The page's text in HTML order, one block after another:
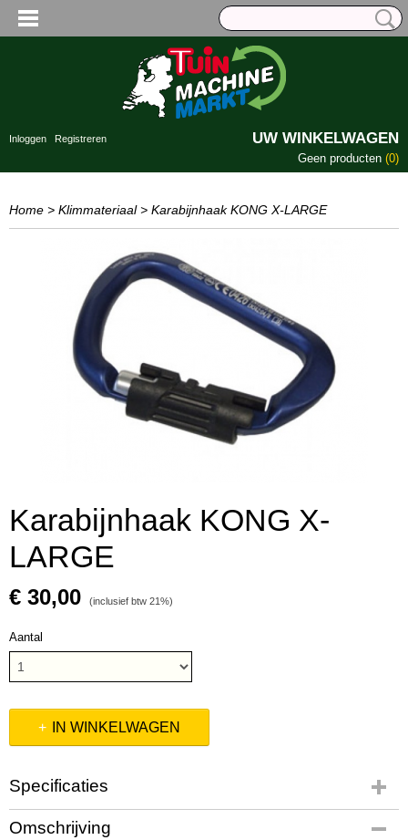
Inloggen Registreren UW WINKELWAGEN
Geen producten (0)
Home > Klimmateriaal> Karabijnhaak KONG X-LARGE
Karabijnhaak KONG X-
LARGE
€ 30,00 (inclusief btw 21%)
Aantal
IN WINKELWAGEN
Specificaties
Productcode
Omschrijving